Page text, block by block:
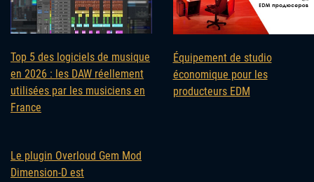
Top 5 des logiciels de musique
en 2026 : les DAW réellement
utilisées par les musiciens en
France
Équipement de studio
économique pour les
producteurs EDM
Le plugin Overloud Gem Mod
Dimension-D est